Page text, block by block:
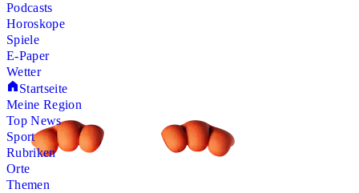
Podcasts
Horoskope
Spiele
E-Paper
Wetter
Startseite
Meine Region
Top News
Sport
Rubriken
Orte
Themen